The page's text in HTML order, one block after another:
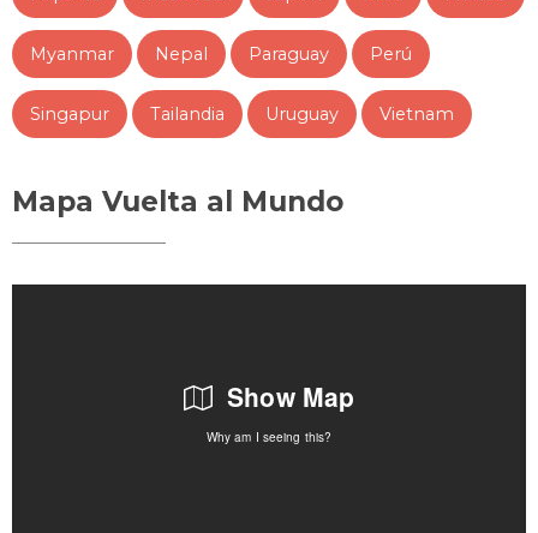
Myanmar Nepal Paraguay Perú
Singapur Tailandia Uruguay Vietnam
Mapa Vuelta al Mundo